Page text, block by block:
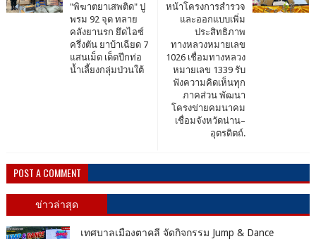
หน้าโครงการสำรวจ
และออกแบบเพิ่ม
ประสิทธิภาพ
ทางหลวงหมายเลข
1026 เชื่อมทางหลวง
หมายเลข 1339 รับ
ฟังความคิดเห็นทุก
ภาคส่วน พัฒนา
โครงข่ายคมนาคม
เชื่อมจังหวัดน่าน–
อุตรดิตถ์.
"พิฆาตยาเสพติด" ปู
พรม 92 จุด ทลาย
คลังยานรก ยึดไอซ์
ครึ่งตัน ยาบ้าเฉียด 7
แสนเม็ด เด็ดปีกท่อ
น้ำเลี้ยงกลุ่มป่วนใต้
POST A COMMENT
ข่าวล่าสุด
เทศบาลเมืองตาคลี จัดกิจกรรม Jump & Dance